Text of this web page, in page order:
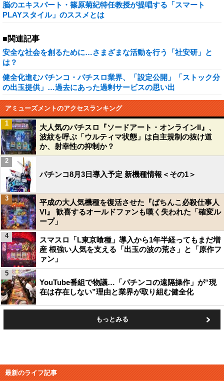
脳のエキスパート・篠原菊紀特任教授が提唱する「スマート
PLAYスタイル」のススメとは
■関連記事
安全な社会を創るために…さまざまな活動を行う「社安研」と
は？
健全化進むパチンコ・パチスロ業界、「設定公開」「ストック分
の出玉提供」…過去にあった過剰サービスの思い出
アミューズメントのアクセスランキング
大人気のパチスロ『ソードアート・オンラインII』、
波紋を呼ぶ「ウルティマ状態」は自主規制の抜け道
か、射幸性の抑制か？
1
パチンコ8月3日導入予定 新機種情報＜その1＞
2
平成の大人気機種を復活させた『ぱちんこ必殺仕事人
VI』 歓喜するオールドファンも嘆く失われた「確変ル
ープ」
3
スマスロ「L東京喰種」導入から1年半経ってもまだ増
産 根強い人気を支える「出玉の波の荒さ」と「原作フ
ァン」
4
YouTube番組で物議…「パチンコの遠隔操作」が“現
在は存在しない”理由と業界が取り組む健全化
5
もっとみる
最新のライフ記事